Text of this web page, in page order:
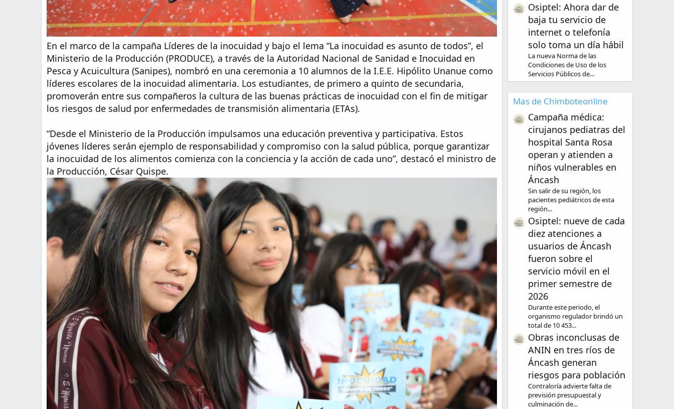
En el marco de la campaña Líderes de la inocuidad y bajo el lema “La inocuidad es asunto de todos”, el
Ministerio de la Producción (PRODUCE), a través de la Autoridad Nacional de Sanidad e Inocuidad en
Pesca y Acuicultura (Sanipes), nombró en una ceremonia a 10 alumnos de la I.E.E. Hipólito Unanue como
líderes escolares de la inocuidad alimentaria. Los estudiantes, de primero a quinto de secundaria,
promoverán entre sus compañeros la cultura de las buenas prácticas de inocuidad con el fin de mitigar
los riesgos de salud por enfermedades de transmisión alimentaria (ETAs).
“Desde el Ministerio de la Producción impulsamos una educación preventiva y participativa. Estos
jóvenes líderes serán ejemplo de responsabilidad y compromiso con la salud pública, porque garantizar
la inocuidad de los alimentos comienza con la conciencia y la acción de cada uno”, destacó el ministro de
la Producción, César Quispe.
Osiptel: Ahora dar de
baja tu servicio de
internet o telefonía
solo toma un día hábil
La nueva Norma de las
Condiciones de Uso de los
Servicios Públicos de...
Mas de Chimboteonline
Campaña médica:
cirujanos pediatras del
hospital Santa Rosa
operan y atienden a
niños vulnerables en
Áncash
Sin salir de su región, los
pacientes pediátricos de esta
región...
Osiptel: nueve de cada
diez atenciones a
usuarios de Áncash
fueron sobre el
servicio móvil en el
primer semestre de
2026
Durante este periodo, el
organismo regulador brindó un
total de 10 453...
Obras inconclusas de
ANIN en tres ríos de
Áncash generan
riesgos para población
Contraloría advierte falta de
previsión presupuestal y
culminación de...